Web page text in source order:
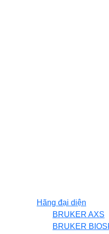
Hãng đại diện
BRUKER AXS
BRUKER